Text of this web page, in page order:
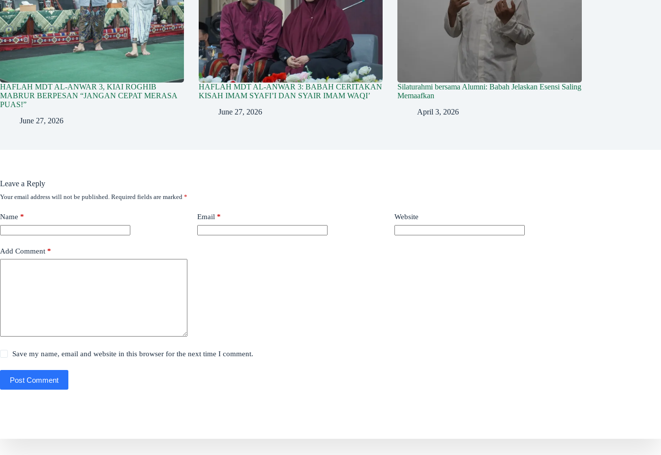
HAFLAH MDT AL-ANWAR 3, KIAI ROGHIB
MABRUR BERPESAN “JANGAN CEPAT MERASA
PUAS!”
June 27, 2026
HAFLAH MDT AL-ANWAR 3: BABAH CERITAKAN
KISAH IMAM SYAFI’I DAN SYAIR IMAM WAQI’
June 27, 2026
Silaturahmi bersama Alumni: Babah Jelaskan Esensi Saling
Memaafkan
April 3, 2026
Leave a Reply
Your email address will not be published. Required fields are marked *
Name * Email* Website
Add Comment *
Save my name, email and website in this browser for the next time I comment.
Post Comment